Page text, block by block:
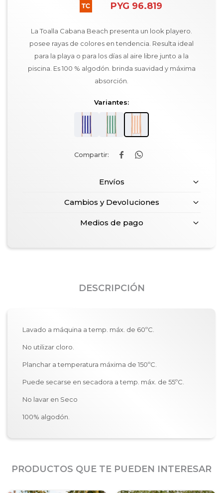
PYG 96.819
La Toalla Cabana Beach presenta un look playero.
posee rayas de colores en tendencia. Resulta ideal
para la playa o para los días al aire libre junto a la
piscina. Es 100 % algodón. brinda suavidad y máxima
absorción.
Variantes:
 
Envíos
Cambios y Devoluciones
Medios de pago
DESCRIPCIÓN
Lavado a máquina a temp. máx. de 60ºC.
No utilizar cloro.
Planchar a temperatura máxima de 150ºC.
Puede secarse en secadora a temp. máx. de 55ºC.
No lavar en Seco
100% algodón.
PRODUCTOS QUE TE PUEDEN INTERESAR